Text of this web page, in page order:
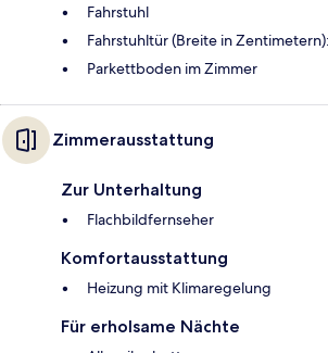
Fahrstuhl
Fahrstuhltür (Breite in
Parkettboden im Zimmer
Zimmerausstattung
Zur Unterhaltung
Flachbildfernseher
Komfortausstattung
Heizung mit Klimaregelung
Für erholsame Nächte